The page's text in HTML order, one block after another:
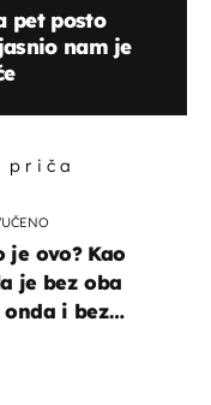
pet posto
nam je
je ovo? Kao
je bez oba
i bez